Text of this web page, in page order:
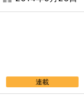
連載